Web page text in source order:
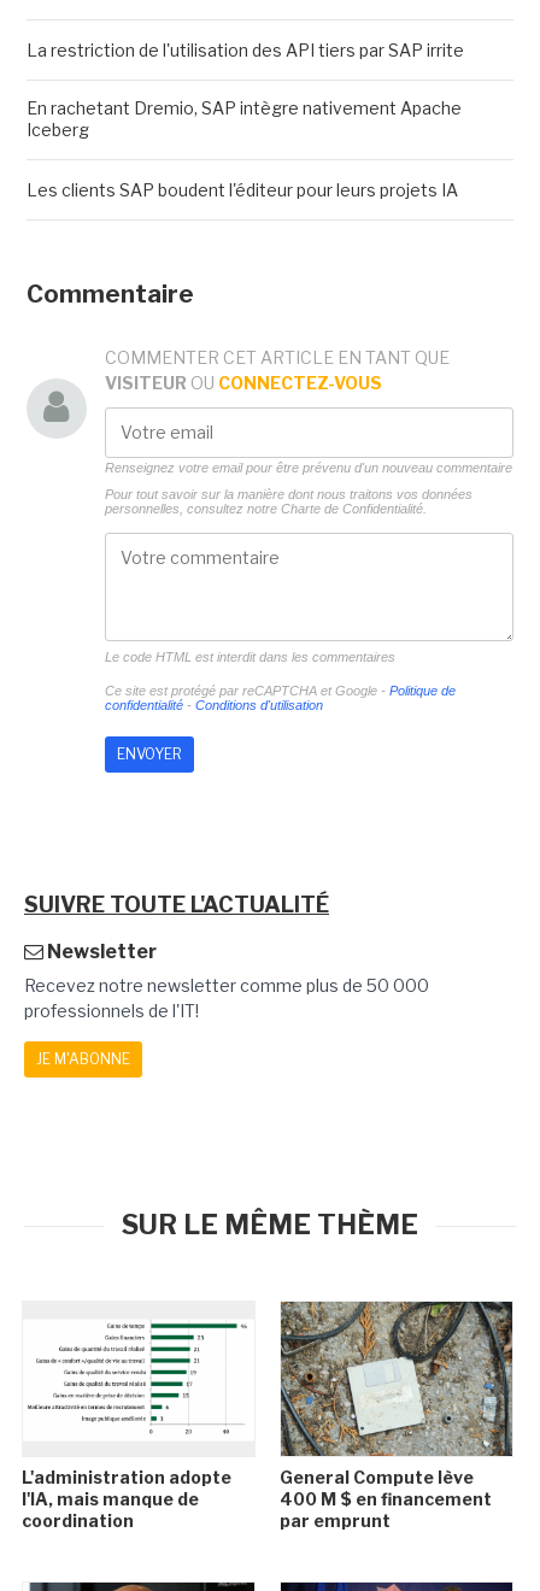
La restriction de l'utilisation des API tiers par SAP irrite
En rachetant Dremio, SAP intègre nativement Apache
Iceberg
Les clients SAP boudent l'éditeur pour leurs projets IA
Commentaire
COMMENTER CET ARTICLE EN TANT QUE
VISITEUR OU CONNECTEZ-VOUS
Renseignez votre email pour être prévenu d'un nouveau commentaire
Pour tout savoir sur la manière dont nous traitons vos données
personnelles, consultez notre Charte de Confidentialité.
Le code HTML est interdit dans les commentaires
Ce site est protégé par reCAPTCHA et Google - Politique de
confidentialité- Conditions d'utilisation
SUIVRE TOUTE L'ACTUALITÉ
Newsletter
Recevez notre newsletter comme plus de 50 000
professionnels de l'IT!
JE M'ABONNE
SUR LE MÊME THÈME
L'administration adopte
l'IA, mais manque de
coordination
General Compute lève
400 M $ en financement
par emprunt